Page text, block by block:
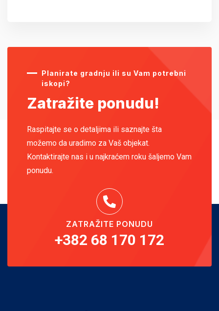
Planirate gradnju ili su Vam potrebni
iskopi?
Zatražite ponudu!
Raspitajte se o detaljima ili saznajte šta
možemo da uradimo za Vaš objekat.
Kontaktirajte nas i u najkraćem roku šaljemo Vam
ponudu.
ZATRAŽITE PONUDU
+382 68 170 172